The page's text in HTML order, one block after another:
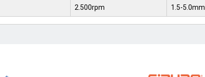
2.500rpm 1.5-5.0mm